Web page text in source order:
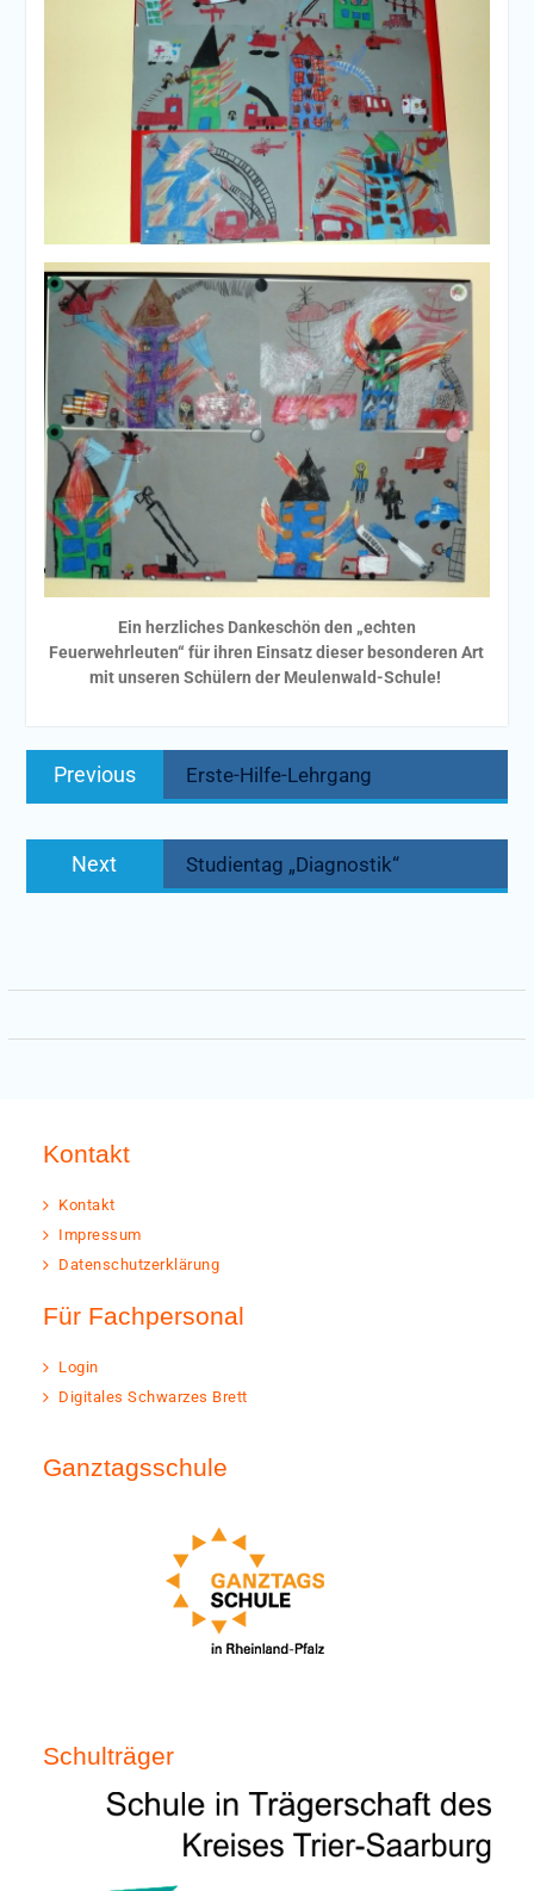
Ein herzliches Dankeschön den „echten
Feuerwehrleuten“ für ihren Einsatz dieser besonderen Art
mit unseren Schülern der Meulenwald-Schule!
Beitragsnavigation
Previous
post:
Erste-Hilfe-Lehrgang
Next
post:
Studientag „Diagnostik“
Kontakt
Kontakt
Impressum
Datenschutzerklärung
Für Fachpersonal
Login
Digitales Schwarzes Brett
Ganztagsschule
Schulträger